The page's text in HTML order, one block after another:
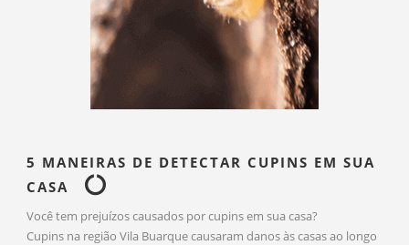
5 MANEIRAS DE DETECTAR CUPINS EM SUA
CASA
Você tem prejuízos causados por cupins em sua casa?
Cupins na região Vila Buarque causaram danos às casas ao longo